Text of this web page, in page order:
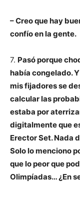
– Creo que hay
confío en la gente.
7. Pasó porque
había congelado.
mis fijadores se
calcular las
estaba por
digitalmente que
Erector Set. Nada
Solo lo menciono
que lo peor que
Olimpíadas… ¿En